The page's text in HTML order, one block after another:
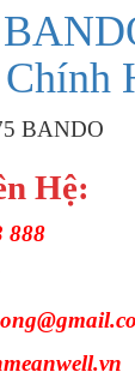
BANDO
Hệ:
888